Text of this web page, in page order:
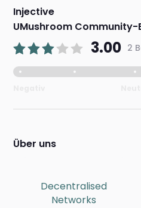
Injective
UMushroom Community-
3.00 2
Über uns
Decentralised
Networks